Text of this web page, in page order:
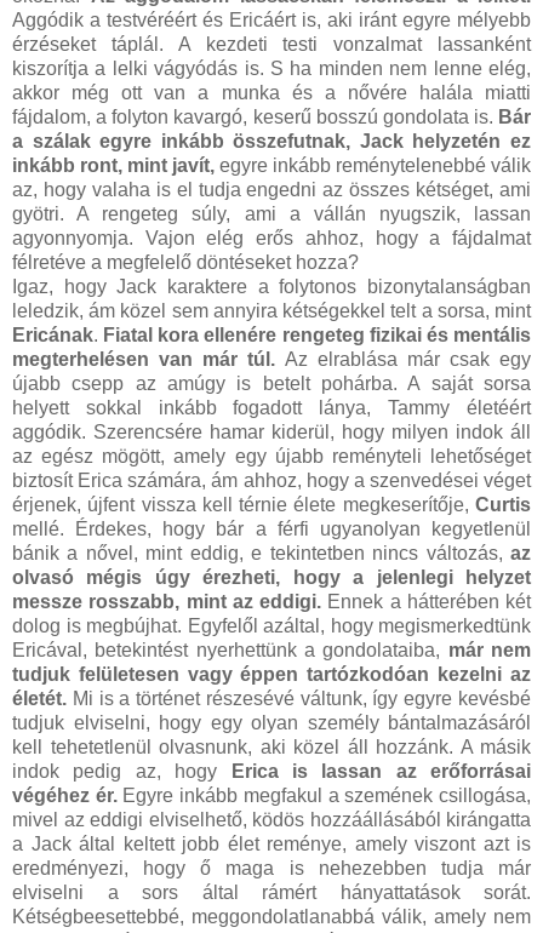
Aggódik a testvéréért és Ericáért is, aki iránt egyre mélyebb
érzéseket táplál. A kezdeti testi vonzalmat lassanként
kiszorítja a lelki vágyódás is. S ha minden nem lenne elég,
akkor még ott van a munka és a nővére halála miatti
fájdalom, a folyton kavargó, keserű bosszú gondolata is. Bár
a szálak egyre inkább összefutnak, Jack helyzetén ez
inkább ront, mint javít, egyre inkább reménytelenebbé válik
az, hogy valaha is el tudja engedni az összes kétséget, ami
gyötri. A rengeteg súly, ami a vállán nyugszik, lassan
agyonnyomja. Vajon elég erős ahhoz, hogy a fájdalmat
félretéve a megfelelő döntéseket hozza?
Igaz, hogy Jack karaktere a folytonos bizonytalanságban
leledzik, ám közel sem annyira kétségekkel telt a sorsa, mint
Ericának. Fiatal kora ellenére rengeteg fizikai és mentális
megterhelésen van már túl. Az elrablása már csak egy
újabb csepp az amúgy is betelt pohárba. A saját sorsa
helyett sokkal inkább fogadott lánya, Tammy életéért
aggódik. Szerencsére hamar kiderül, hogy milyen indok áll
az egész mögött, amely egy újabb reményteli lehetőséget
biztosít Erica számára, ám ahhoz, hogy a szenvedései véget
érjenek, újfent vissza kell térnie élete megkeserítője, Curtis
mellé. Érdekes, hogy bár a férfi ugyanolyan kegyetlenül
bánik a nővel, mint eddig, e tekintetben nincs változás, az
olvasó mégis úgy érezheti, hogy a jelenlegi helyzet
messze rosszabb, mint az eddigi. Ennek a hátterében két
dolog is megbújhat. Egyfelől azáltal, hogy megismerkedtünk
Ericával, betekintést nyerhettünk a gondolataiba, már nem
tudjuk felületesen vagy éppen tartózkodóan kezelni az
életét. Mi is a történet részesévé váltunk, így egyre kevésbé
tudjuk elviselni, hogy egy olyan személy bántalmazásáról
kell tehetetlenül olvasnunk, aki közel áll hozzánk. A másik
indok pedig az, hogy
Erica is lassan az erőforrásai
végéhez ér. Egyre inkább megfakul a szemének csillogása,
mivel az eddigi elviselhető, ködös hozzáállásából kirángatta
a Jack által keltett jobb élet reménye, amely viszont azt is
eredményezi, hogy ő maga is nehezebben tudja már
elviselni a sors által rámért hányattatások sorát.
Kétségbeesettebbé, meggondolatlanabbá válik, amely nem